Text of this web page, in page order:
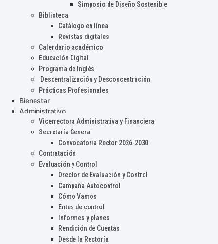
Simposio de Diseño Sostenible
Biblioteca
Catálogo en línea
Revistas digitales
Calendario académico
Educación Digital
Programa de Inglés
Descentralización y Desconcentración
Prácticas Profesionales
Bienestar
Administrativo
Vicerrectora Administrativa y Financiera
Secretaría General
Convocatoria Rector 2026-2030
Contratación
Evaluación y Control
Drector de Evaluación y Control
Campaña Autocontrol
Cómo Vamos
Entes de control
Informes y planes
Rendición de Cuentas
Desde la Rectoría